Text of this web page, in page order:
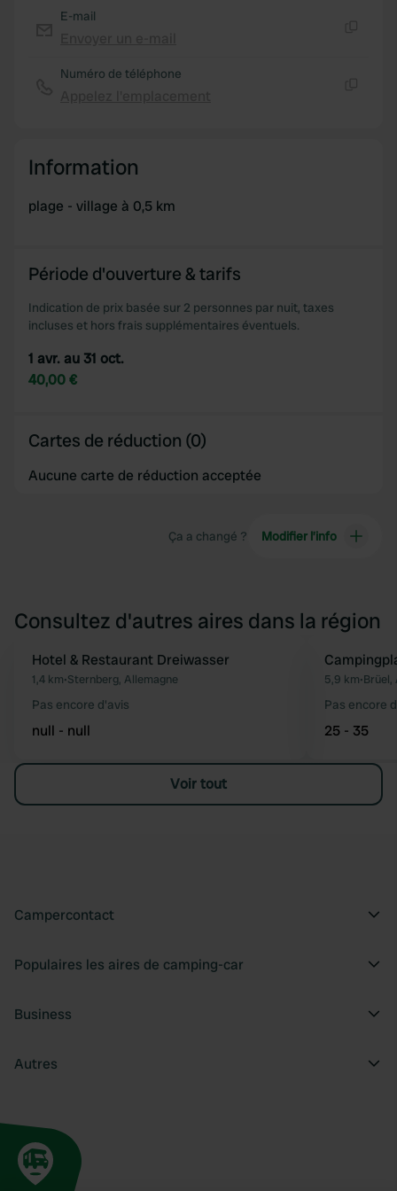
E-mail
Numéro de téléphone
Information
plage - village à 0,5 km
Période d'ouverture & tarifs
Indication de prix basée sur 2 personnes par nuit, taxes
incluses et hors frais supplémentaires éventuels.
1 avr. au 31 oct.
40,00 €
Cartes de réduction (0)
Aucune carte de réduction acceptée
Ça a changé ? Modifier l’info
Consultez d'autres aires dans la région
Préféré
Hotel & Restaurant Dreiwasser
1,4 km•Sternberg, Allemagne
Pas encore d'avis
null - null
5,9 km•Brüel,
Pas encore
25 - 35
Voir tout
Campercontact
Populaires les aires de camping-car
Business
Autres